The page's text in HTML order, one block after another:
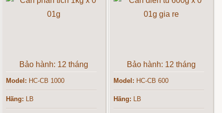
Bảo hành: 12 tháng
Model: HC-CB 1000
Hãng: LB
Bảo hành: 12 tháng
Model: HC-CB 600
Hãng: LB